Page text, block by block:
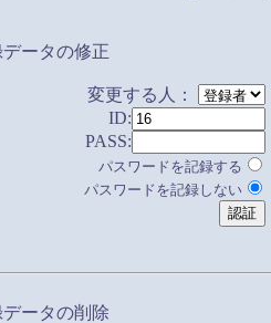
データの修正
変更する人：
ID:
PASS:
パスワードを記録する
パスワードを記録しない
データの削除